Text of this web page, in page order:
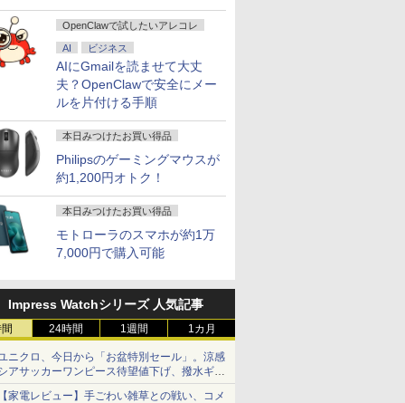
OpenClawで試したいアレコレ
AI ビジネス
AIにGmailを読ませて大丈
夫？OpenClawで安全にメー
ルを片付ける手順
本日みつけたお買い得品
Philipsのゲーミングマウスが
約1,200円オトク！
本日みつけたお買い得品
モトローラのスマホが約1万
7,000円で購入可能
Impress Watchシリーズ 人気記事
24時間 1週間 1カ月
ニクロ、今日から「お盆特別セール」。涼感
アサッカーワンピース待望値下げ、撥水ギア
ョーツは1990円に
家電レビュー】手ごわい雑草との戦い、コメ